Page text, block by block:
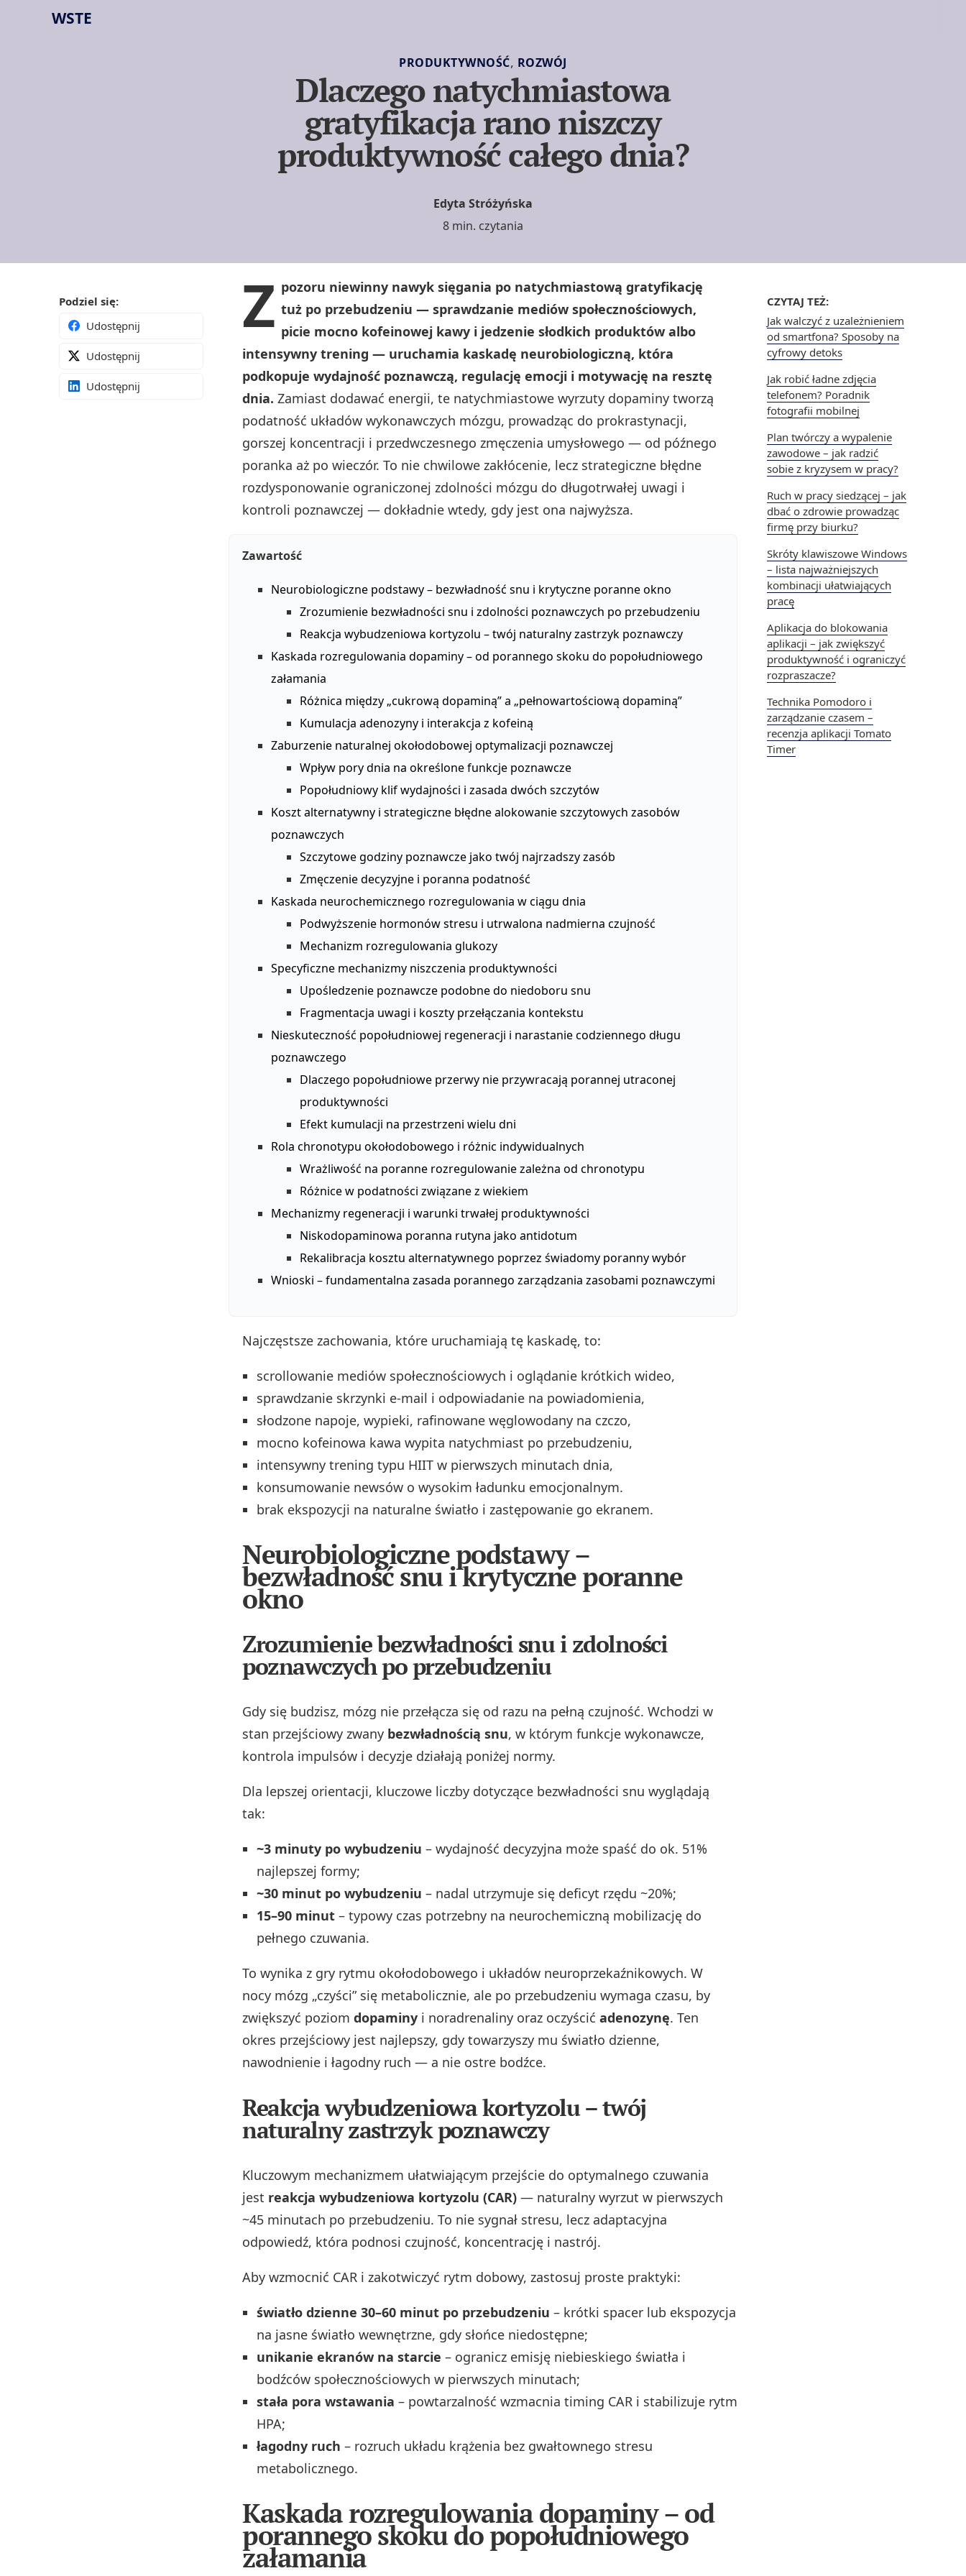
WSTE
PRODUKTYWNOŚĆ, ROZWÓJ
Dlaczego natychmiastowa
gratyfikacja rano niszczy
produktywność całego dnia?
Edyta Stróżyńska
8 min. czytania
CZYTAJ TEŻ:
Jak walczyć z uzależnieniem
od smartfona? Sposoby na
cyfrowy detoks
Jak robić ładne zdjęcia
telefonem? Poradnik
fotografii mobilnej
Plan twórczy a wypalenie
zawodowe – jak radzić
sobie z kryzysem w pracy?
Ruch w pracy siedzącej – jak
dbać o zdrowie prowadząc
firmę przy biurku?
Skróty klawiszowe Windows
– lista najważniejszych
kombinacji ułatwiających
pracę
Aplikacja do blokowania
aplikacji – jak zwiększyć
produktywność i ograniczyć
rozpraszacze?
Technika Pomodoro i
zarządzanie czasem –
recenzja aplikacji Tomato
Timer
Podziel się:
Udostępnij
Udostępnij
Udostępnij
Z pozoru niewinny nawyk sięgania po natychmiastową gratyfikację
tuż po przebudzeniu — sprawdzanie mediów społecznościowych,
picie mocno kofeinowej kawy i jedzenie słodkich produktów albo
intensywny trening — uruchamia kaskadę neurobiologiczną, która
podkopuje wydajność poznawczą, regulację emocji i motywację na resztę
dnia. Zamiast dodawać energii, te natychmiastowe wyrzuty dopaminy tworzą
podatność układów wykonawczych mózgu, prowadząc do prokrastynacji,
gorszej koncentracji i przedwczesnego zmęczenia umysłowego — od późnego
poranka aż po wieczór. To nie chwilowe zakłócenie, lecz strategiczne błędne
rozdysponowanie ograniczonej zdolności mózgu do długotrwałej uwagi i
kontroli poznawczej — dokładnie wtedy, gdy jest ona najwyższa.
Zawartość
Neurobiologiczne podstawy – bezwładność snu i krytyczne poranne okno
Zrozumienie bezwładności snu i zdolności poznawczych po przebudzeniu
Reakcja wybudzeniowa kortyzolu – twój naturalny zastrzyk poznawczy
Kaskada rozregulowania dopaminy – od porannego skoku do popołudniowego
załamania
Różnica między „cukrową dopaminą” a „pełnowartościową dopaminą”
Kumulacja adenozyny i interakcja z kofeiną
Zaburzenie naturalnej okołodobowej optymalizacji poznawczej
Wpływ pory dnia na określone funkcje poznawcze
Popołudniowy klif wydajności i zasada dwóch szczytów
Koszt alternatywny i strategiczne błędne alokowanie szczytowych zasobów
poznawczych
Szczytowe godziny poznawcze jako twój najrzadszy zasób
Zmęczenie decyzyjne i poranna podatność
Kaskada neurochemicznego rozregulowania w ciągu dnia
Podwyższenie hormonów stresu i utrwalona nadmierna czujność
Mechanizm rozregulowania glukozy
Specyficzne mechanizmy niszczenia produktywności
Upośledzenie poznawcze podobne do niedoboru snu
Fragmentacja uwagi i koszty przełączania kontekstu
Nieskuteczność popołudniowej regeneracji i narastanie codziennego długu
poznawczego
Dlaczego popołudniowe przerwy nie przywracają porannej utraconej
produktywności
Efekt kumulacji na przestrzeni wielu dni
Rola chronotypu okołodobowego i różnic indywidualnych
Wrażliwość na poranne rozregulowanie zależna od chronotypu
Różnice w podatności związane z wiekiem
Mechanizmy regeneracji i warunki trwałej produktywności
Niskodopaminowa poranna rutyna jako antidotum
Rekalibracja kosztu alternatywnego poprzez świadomy poranny wybór
Wnioski – fundamentalna zasada porannego zarządzania zasobami poznawczymi
Najczęstsze zachowania, które uruchamiają tę kaskadę, to:
scrollowanie mediów społecznościowych i oglądanie krótkich wideo,
sprawdzanie skrzynki e‑mail i odpowiadanie na powiadomienia,
słodzone napoje, wypieki, rafinowane węglowodany na czczo,
mocno kofeinowa kawa wypita natychmiast po przebudzeniu,
intensywny trening typu HIIT w pierwszych minutach dnia,
konsumowanie newsów o wysokim ładunku emocjonalnym.
brak ekspozycji na naturalne światło i zastępowanie go ekranem.
Neurobiologiczne podstawy –
bezwładność snu i krytyczne poranne
okno
Zrozumienie bezwładności snu i zdolności
poznawczych po przebudzeniu
Gdy się budzisz, mózg nie przełącza się od razu na pełną czujność. Wchodzi w
stan przejściowy zwany bezwładnością snu, w którym funkcje wykonawcze,
kontrola impulsów i decyzje działają poniżej normy.
Dla lepszej orientacji, kluczowe liczby dotyczące bezwładności snu wyglądają
tak:
~3 minuty po wybudzeniu – wydajność decyzyjna może spaść do ok. 51%
najlepszej formy;
~30 minut po wybudzeniu – nadal utrzymuje się deficyt rzędu ~20%;
15–90 minut – typowy czas potrzebny na neurochemiczną mobilizację do
pełnego czuwania.
To wynika z gry rytmu okołodobowego i układów neuroprzekaźnikowych. W
nocy mózg „czyści” się metabolicznie, ale po przebudzeniu wymaga czasu, by
zwiększyć poziom dopaminy i noradrenaliny oraz oczyścić adenozynę. Ten
okres przejściowy jest najlepszy, gdy towarzyszy mu światło dzienne,
nawodnienie i łagodny ruch — a nie ostre bodźce.
Reakcja wybudzeniowa kortyzolu – twój
naturalny zastrzyk poznawczy
Kluczowym mechanizmem ułatwiającym przejście do optymalnego czuwania
jest reakcja wybudzeniowa kortyzolu (CAR) — naturalny wyrzut w pierwszych
~45 minutach po przebudzeniu. To nie sygnał stresu, lecz adaptacyjna
odpowiedź, która podnosi czujność, koncentrację i nastrój.
Aby wzmocnić CAR i zakotwiczyć rytm dobowy, zastosuj proste praktyki:
światło dzienne 30–60 minut po przebudzeniu – krótki spacer lub ekspozycja
na jasne światło wewnętrzne, gdy słońce niedostępne;
unikanie ekranów na starcie – ogranicz emisję niebieskiego światła i
bodźców społecznościowych w pierwszych minutach;
stała pora wstawania – powtarzalność wzmacnia timing CAR i stabilizuje rytm
HPA;
łagodny ruch – rozruch układu krążenia bez gwałtownego stresu
metabolicznego.
Kaskada rozregulowania dopaminy – od
porannego skoku do popołudniowego
załamania